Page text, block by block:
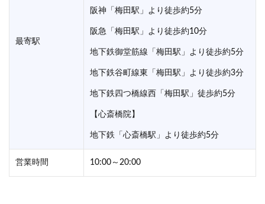
最寄駅
阪神「梅田駅」より徒歩約5分
阪急「梅田駅」より徒歩約10分
地下鉄御堂筋線「梅田駅」より徒歩約5分
地下鉄谷町線東「梅田駅」より徒歩約3分
地下鉄四つ橋線西「梅田駅」徒歩約5分
【心斎橋院】
地下鉄「心斎橋駅」より徒歩約5分
営業時間 10:00～20:00